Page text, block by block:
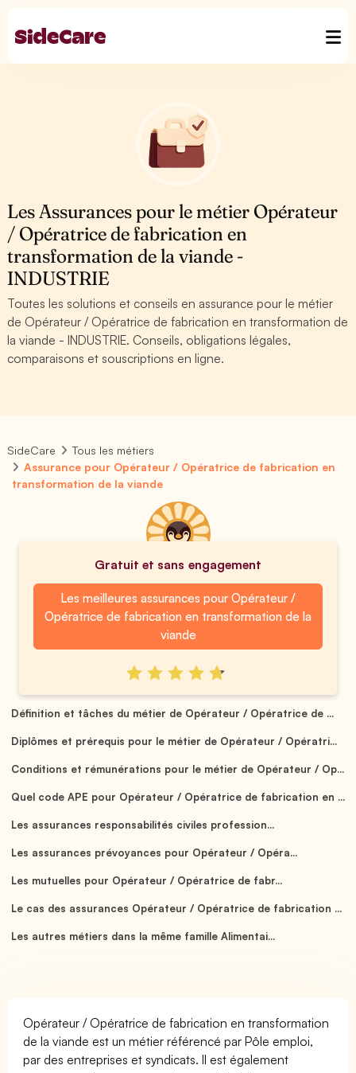
Les Assurances pour le métier Opérateur
/ Opératrice de fabrication en
transformation de la viande -
INDUSTRIE
Toutes les solutions et conseils en assurance pour le métier
de Opérateur / Opératrice de fabrication en transformation de
la viande - INDUSTRIE. Conseils, obligations légales,
comparaisons et souscriptions en ligne.
SideCare
Tous les métiers
Assurance pour Opérateur / Opératrice de fabrication en
transformation de la viande
Gratuit et sans engagement
Les meilleures assurances pour Opérateur /
Opératrice de fabrication en transformation de la
viande
Définition et tâches du métier de Opérateur / Opératrice de ...
Diplômes et prérequis pour le métier de Opérateur / Opératri...
Conditions et rémunérations pour le métier de Opérateur / Op...
Quel code APE pour Opérateur / Opératrice de fabrication en ...
Les assurances responsabilités civiles profession...
Les assurances prévoyances pour Opérateur / Opéra...
Les mutuelles pour Opérateur / Opératrice de fabr...
Le cas des assurances Opérateur / Opératrice de fabrication ...
Les autres métiers dans la même famille Alimentai...
Opérateur / Opératrice de fabrication en transformation
de la viande est un métier référencé par Pôle emploi,
par des entreprises et syndicats. Il est également